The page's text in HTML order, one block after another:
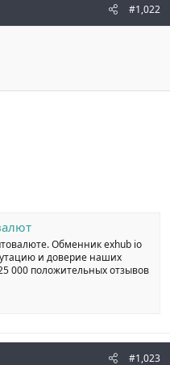
#1,022
Обменник exhub io
и доверие наших
000 положительных отзывов
#1,023